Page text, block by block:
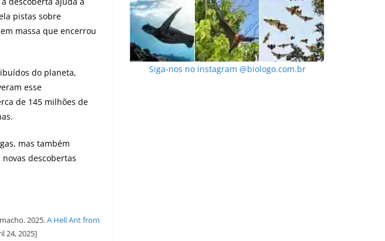
pistas sobre
massa que encerrou
do planeta,
esse
de 145 milhões de
mas também
descobertas
2025.A Hell Ant from
24, 2025]
Siga-nos no instagram @biologo.com.br